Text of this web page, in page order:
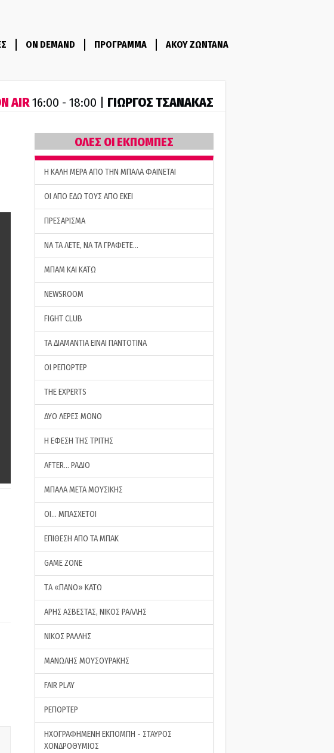
ON DEMAND ΠΡΟΓΡΑΜΜΑ ΑΚΟΥ ΖΩΝΤΑΝΑ
AIR16:00 - 18:00 | ΓΙΩΡΓΟΣ ΤΣΑΝΑΚΑΣ
ΟΛΕΣ ΟΙ ΕΚΠΟΜΠΕΣ
H ΚΑΛΗ ΜΕΡΑ ΑΠΟ ΤΗΝ ΜΠΑΛΑ ΦΑΙΝΕΤΑΙ
ΟΙ ΑΠΟ ΕΔΩ ΤΟΥΣ ΑΠΟ ΕΚΕΙ
ΠΡΕΣΑΡΙΣΜΑ
ΝΑ ΤΑ ΛΕΤΕ, ΝΑ ΤΑ ΓΡΑΦΕΤΕ…
ΜΠΑΜ ΚΑΙ ΚΑΤΩ
NEWSROOM
FIGHT CLUB
ΤΑ ΔΙΑΜΑΝΤΙΑ ΕΙΝΑΙ ΠΑΝΤΟΤΙΝΑ
ΟΙ ΡΕΠΟΡΤΕΡ
THE EXPERTS
ΔΥΟ ΛΕΡΕΣ ΜΟΝΟ
Η ΕΦΕΣΗ ΤΗΣ ΤΡΙΤΗΣ
AFTER… ΡΑΔΙΟ
ΜΠΑΛΑ ΜΕΤΑ ΜΟΥΣΙΚΗΣ
ΟΙ… ΜΠΑΣΧΕΤΟΙ
ΕΠΙΘΕΣΗ ΑΠΟ ΤΑ ΜΠΑΚ
GAME ZONE
ΤA «ΠΑΝΟ» ΚΑΤΩ
ΑΡΗΣ ΑΣΒΕΣΤΑΣ, ΝΙΚΟΣ ΡΑΛΛΗΣ
ΝΙΚΟΣ ΡΑΛΛΗΣ
ΜΑΝΩΛΗΣ ΜΟΥΣΟΥΡΑΚΗΣ
FAIR PLAY
ΡΕΠΟΡΤΕΡ
ΗΧΟΓΡΑΦΗΜΕΝΗ ΕΚΠΟΜΠΗ - ΣΤΑΥΡΟΣ
ΧΟΝΔΡΟΘΥΜΙΟΣ